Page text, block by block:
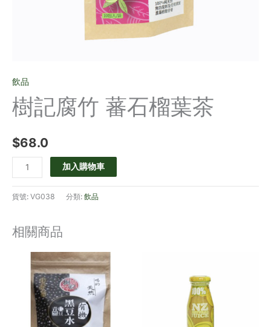
飲品
樹記腐竹 蕃石榴葉茶
$68.0
加入購物車
貨號: VG038 分類: 飲品
相關商品